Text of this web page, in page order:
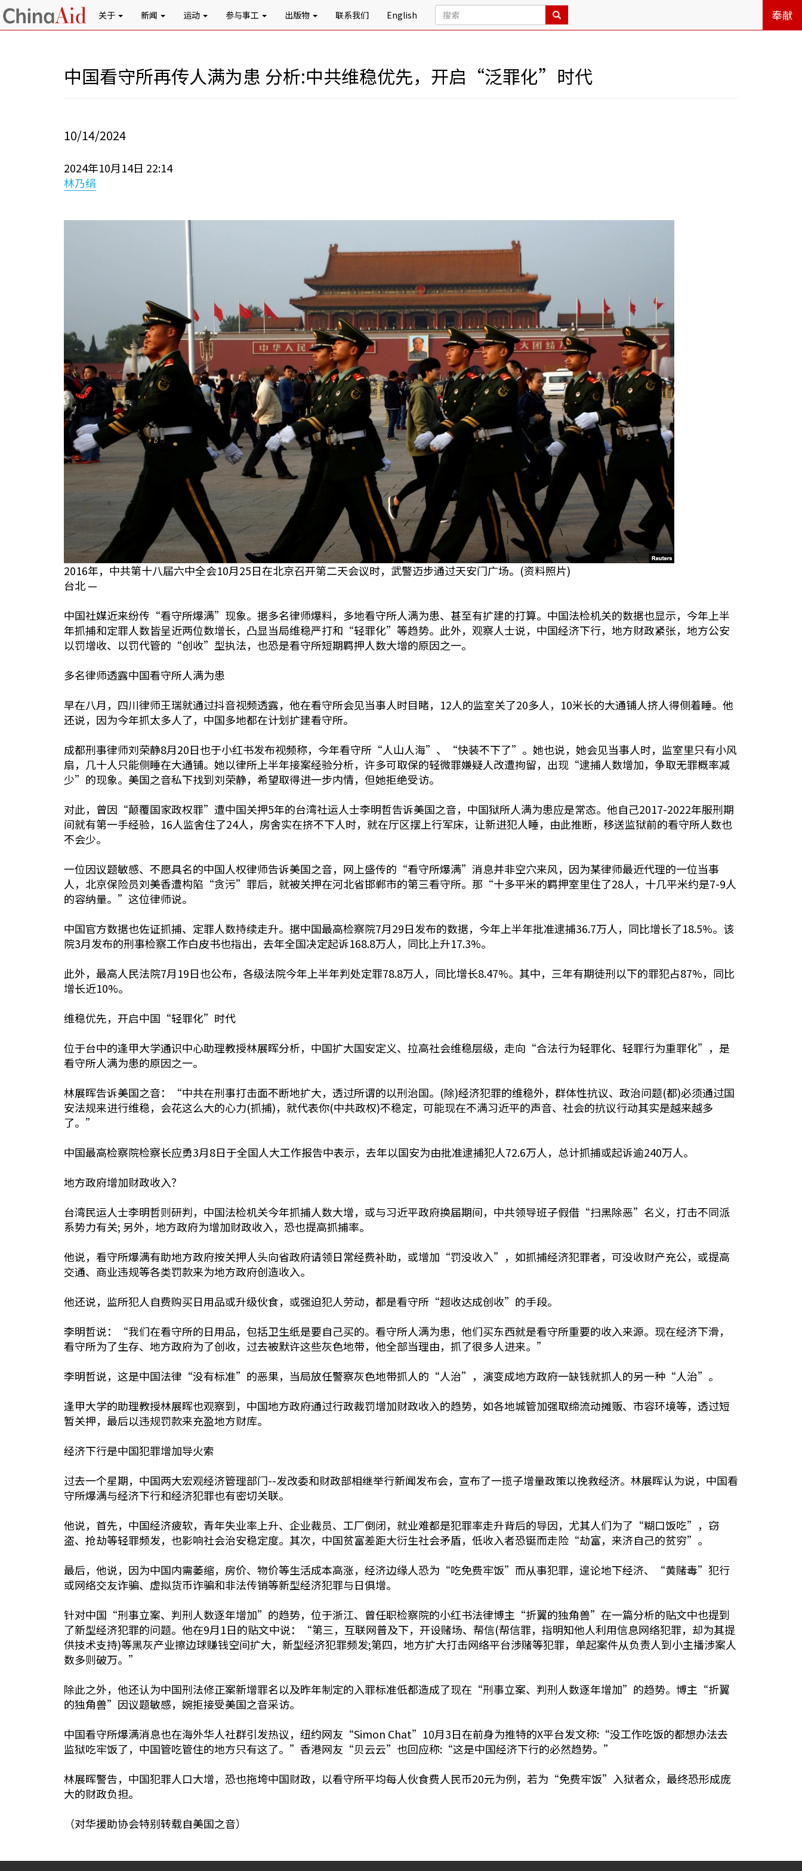
关于 新闻 运动 参与事工 出版物 联系我们 English 奉献
中国看守所再传人满为患 分析:中共维稳优先，开启“泛罪化”时代
10/14/2024
2024年10月14日 22:14
林乃绢
2016年，中共第十八届六中全会10月25日在北京召开第二天会议时，武警迈步通过天安门广场。(资料照片)
台北 —
中国社媒近来纷传“看守所爆满”现象。据多名律师爆料，多地看守所人满为患、甚至有扩建的打算。中国法检机关的数据也显示，今年上半
年抓捕和定罪人数皆呈近两位数增长，凸显当局维稳严打和“轻罪化”等趋势。此外，观察人士说，中国经济下行，地方财政紧张，地方公安
以罚增收、以罚代管的“创收”型执法，也恐是看守所短期羁押人数大增的原因之一。
多名律师透露中国看守所人满为患
早在八月，四川律师王瑞就通过抖音视频透露，他在看守所会见当事人时目睹，12人的监室关了20多人，10米长的大通铺人挤人得侧着睡。他
还说，因为今年抓太多人了，中国多地都在计划扩建看守所。
成都刑事律师刘荣静8月20日也于小红书发布视频称，今年看守所“人山人海”、“快装不下了”。她也说，她会见当事人时，监室里只有小风
扇，几十人只能侧睡在大通铺。她以律所上半年接案经验分析，许多可取保的轻微罪嫌疑人改遭拘留，出现“逮捕人数增加，争取无罪概率减
少”的现象。美国之音私下找到刘荣静，希望取得进一步内情，但她拒绝受访。
对此，曾因“颠覆国家政权罪”遭中国关押5年的台湾社运人士李明哲告诉美国之音，中国狱所人满为患应是常态。他自己2017-2022年服刑期
间就有第一手经验，16人监舍住了24人，房舍实在挤不下人时，就在厅区摆上行军床，让新进犯人睡，由此推断，移送监狱前的看守所人数也
不会少。
一位因议题敏感、不愿具名的中国人权律师告诉美国之音，网上盛传的“看守所爆满”消息并非空穴来风，因为某律师最近代理的一位当事
人，北京保险员刘美香遭构陷“贪污”罪后，就被关押在河北省邯郸市的第三看守所。那“十多平米的羁押室里住了28人，十几平米约是7-9人
的容纳量。”这位律师说。
中国官方数据也佐证抓捕、定罪人数持续走升。据中国最高检察院7月29日发布的数据，今年上半年批准逮捕36.7万人，同比增长了18.5%。该
院3月发布的刑事检察工作白皮书也指出，去年全国决定起诉168.8万人，同比上升17.3%。
此外，最高人民法院7月19日也公布，各级法院今年上半年判处定罪78.8万人，同比增长8.47%。其中，三年有期徒刑以下的罪犯占87%，同比
增长近10%。
维稳优先，开启中国“轻罪化”时代
位于台中的逢甲大学通识中心助理教授林展晖分析，中国扩大国安定义、拉高社会维稳层级，走向“合法行为轻罪化、轻罪行为重罪化”，是
看守所人满为患的原因之一。
林展晖告诉美国之音：“中共在刑事打击面不断地扩大，透过所谓的以刑治国。(除)经济犯罪的维稳外，群体性抗议、政治问题(都)必须通过国
安法规来进行维稳，会花这么大的心力(抓捕)，就代表你(中共政权)不稳定，可能现在不满习近平的声音、社会的抗议行动其实是越来越多
了。”
中国最高检察院检察长应勇3月8日于全国人大工作报告中表示，去年以国安为由批准逮捕犯人72.6万人，总计抓捕或起诉逾240万人。
地方政府增加财政收入？
台湾民运人士李明哲则研判，中国法检机关今年抓捕人数大增，或与习近平政府换届期间，中共领导班子假借“扫黑除恶”名义，打击不同派
系势力有关; 另外，地方政府为增加财政收入，恐也提高抓捕率。
他说，看守所爆满有助地方政府按关押人头向省政府请领日常经费补助，或增加“罚没收入”，如抓捕经济犯罪者，可没收财产充公，或提高
交通、商业违规等各类罚款来为地方政府创造收入。
他还说，监所犯人自费购买日用品或升级伙食，或强迫犯人劳动，都是看守所“超收达成创收”的手段。
李明哲说：“我们在看守所的日用品，包括卫生纸是要自己买的。看守所人满为患，他们买东西就是看守所重要的收入来源。现在经济下滑，
看守所为了生存、地方政府为了创收，过去被默许这些灰色地带，他全部当理由，抓了很多人进来。”
李明哲说，这是中国法律“没有标准”的恶果，当局放任警察灰色地带抓人的“人治”，演变成地方政府一缺钱就抓人的另一种“人治”。
逢甲大学的助理教授林展晖也观察到，中国地方政府通过行政裁罚增加财政收入的趋势，如各地城管加强取缔流动摊贩、市容环境等，透过短
暂关押，最后以违规罚款来充盈地方财库。
经济下行是中国犯罪增加导火索
过去一个星期，中国两大宏观经济管理部门--发改委和财政部相继举行新闻发布会，宣布了一揽子增量政策以挽救经济。林展晖认为说，中国看
守所爆满与经济下行和经济犯罪也有密切关联。
他说，首先，中国经济疲软，青年失业率上升、企业裁员、工厂倒闭，就业难都是犯罪率走升背后的导因，尤其人们为了“糊口饭吃”，窃
盗、抢劫等轻罪频发，也影响社会治安稳定度。其次，中国贫富差距大衍生社会矛盾，低收入者恐铤而走险“劫富，来济自己的贫穷”。
最后，他说，因为中国内需萎缩，房价、物价等生活成本高涨，经济边缘人恐为“吃免费牢饭”而从事犯罪，遑论地下经济、“黄赌毒”犯行
或网络交友诈骗、虚拟货币诈骗和非法传销等新型经济犯罪与日俱增。
针对中国“刑事立案、判刑人数逐年增加”的趋势，位于浙江、曾任职检察院的小红书法律博主“折翼的独角兽”在一篇分析的贴文中也提到
了新型经济犯罪的问题。他在9月1日的贴文中说：“第三，互联网普及下，开设赌场、帮信(帮信罪，指明知他人利用信息网络犯罪，却为其提
供技术支持)等黑灰产业擦边球赚钱空间扩大，新型经济犯罪频发;第四，地方扩大打击网络平台涉赌等犯罪，单起案件从负责人到小主播涉案人
数多则破万。”
除此之外，他还认为中国刑法修正案新增罪名以及昨年制定的入罪标准低都造成了现在“刑事立案、判刑人数逐年增加”的趋势。博主“折翼
的独角兽”因议题敏感，婉拒接受美国之音采访。
中国看守所爆满消息也在海外华人社群引发热议，纽约网友“Simon Chat”10月3日在前身为推特的X平台发文称:“没工作吃饭的都想办法去
监狱吃牢饭了，中国管吃管住的地方只有这了。”香港网友“贝云云”也回应称:“这是中国经济下行的必然趋势。”
林展晖警告，中国犯罪人口大增，恐也拖垮中国财政，以看守所平均每人伙食费人民币20元为例，若为“免费牢饭”入狱者众，最终恐形成庞
大的财政负担。
（对华援助协会特别转载自美国之音）